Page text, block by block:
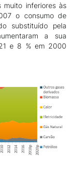
muito inferiores às
o consumo de
substituído pela
a sua
e 8 % em 2000